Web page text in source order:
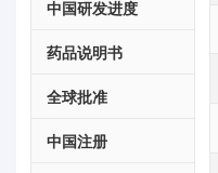
中国研发进度
药品说明书
全球批准
中国注册